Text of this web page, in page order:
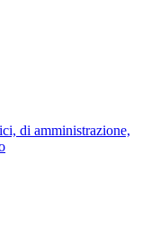
di amministrazione,